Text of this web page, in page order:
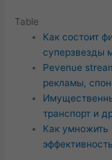
Table
Как состоит
суперзвезды
Реvenue
рекламы,
транспорт и
Как умножить
эффективность